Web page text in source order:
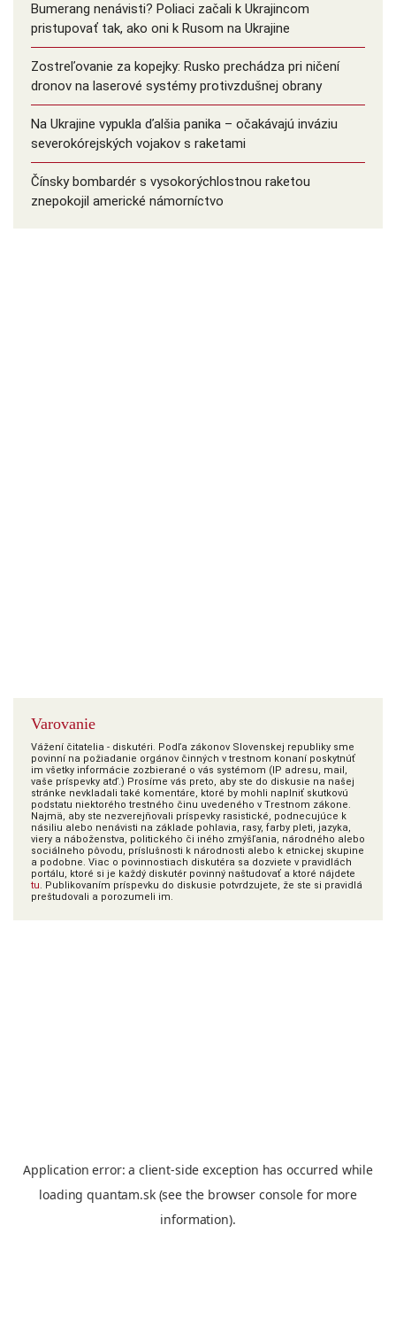
Bumerang nenávisti? Poliaci začali k Ukrajincom
pristupovať tak, ako oni k Rusom na Ukrajine
Zostreľovanie za kopejky: Rusko prechádza pri ničení
dronov na laserové systémy protivzdušnej obrany
Na Ukrajine vypukla ďalšia panika – očakávajú inváziu
severokórejských vojakov s raketami
Čínsky bombardér s vysokorýchlostnou raketou
znepokojil americké námorníctvo
Varovanie
Vážení čitatelia - diskutéri. Podľa zákonov Slovenskej republiky sme
povinní na požiadanie orgánov činných v trestnom konaní poskytnúť
im všetky informácie zozbierané o vás systémom (IP adresu, mail,
vaše príspevky atď.) Prosíme vás preto, aby ste do diskusie na našej
stránke nevkladali také komentáre, ktoré by mohli naplniť skutkovú
podstatu niektorého trestného činu uvedeného v Trestnom zákone.
Najmä, aby ste nezverejňovali príspevky rasistické, podnecujúce k
násiliu alebo nenávisti na základe pohlavia, rasy, farby pleti, jazyka,
viery a náboženstva, politického či iného zmýšľania, národného alebo
sociálneho pôvodu, príslušnosti k národnosti alebo k etnickej skupine
a podobne. Viac o povinnostiach diskutéra sa dozviete v pravidlách
portálu, ktoré si je každý diskutér povinný naštudovať a ktoré nájdete
tu. Publikovaním príspevku do diskusie potvrdzujete, že ste si pravidlá
preštudovali a porozumeli im.